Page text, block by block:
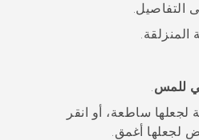
التفاصيل.
المنزلقة.
للمس
لجعلها ساطعة، أو انقر
لجعلها أغمق.